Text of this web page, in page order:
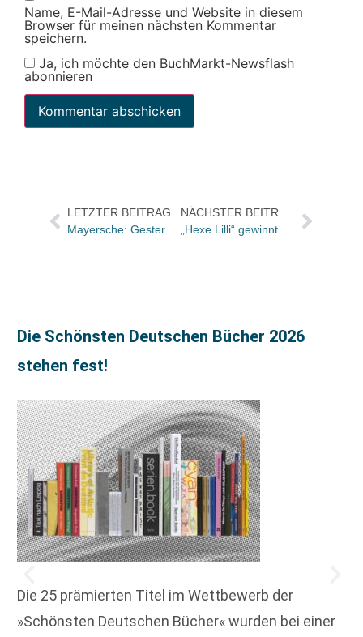
Name, E-Mail-Adresse und Website in diesem
Browser für meinen nächsten Kommentar
speichern.
Ja, ich möchte den BuchMarkt-Newsflash
abonnieren
LETZTER BEITRAG
Mayersche: Gestern 40. Buchhandlung in Lüdenscheid eröffnet
NÄCHSTER BEITRAG
„Hexe Lilli“ gewinnt den GOLDENEN SPATZ 2009
Die Schönsten Deutschen Bücher 2026
stehen fest!
Die 25 prämierten Titel im Wettbewerb der
»Schönsten Deutschen Bücher« wurden bei einer